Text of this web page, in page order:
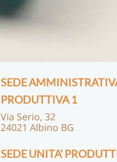
SEDE
PRODUTTIVA 1
Via Serio, 32
24021 Albino BG
SEDE UNITA’